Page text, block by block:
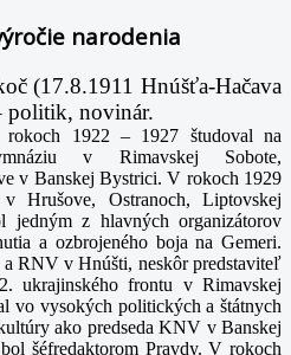
narodenia
(17.8.1911 Hnúšťa-Hačava
politik, novinár.
1922 – 1927 študoval na
v Rimavskej Sobote,
v Banskej Bystrici. V rokoch 1929
Ostranoch, Liptovskej
jedným z hlavných organizátorov
a ozbrojeného boja na Gemeri.
a RNV v Hnúšti, neskôr predstaviteľ
ukrajinského frontu v Rimavskej
vo vysokých politických a štátnych
ako predseda KNV v Banskej
šéfredaktorom Pravdy. V rokoch